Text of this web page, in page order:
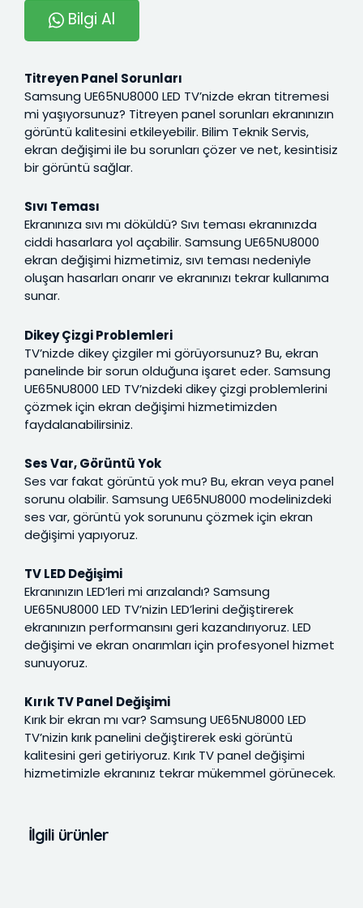
Bilgi Al
Titreyen Panel Sorunları
Samsung UE65NU8000 LED TV’nizde ekran titremesi
mi yaşıyorsunuz? Titreyen panel sorunları ekranınızın
görüntü kalitesini etkileyebilir. Bilim Teknik Servis,
ekran değişimi ile bu sorunları çözer ve net, kesintisiz
bir görüntü sağlar.
Sıvı Teması
Ekranınıza sıvı mı döküldü? Sıvı teması ekranınızda
ciddi hasarlara yol açabilir. Samsung UE65NU8000
ekran değişimi hizmetimiz, sıvı teması nedeniyle
oluşan hasarları onarır ve ekranınızı tekrar kullanıma
sunar.
Dikey Çizgi Problemleri
TV’nizde dikey çizgiler mi görüyorsunuz? Bu, ekran
panelinde bir sorun olduğuna işaret eder. Samsung
UE65NU8000 LED TV’nizdeki dikey çizgi problemlerini
çözmek için ekran değişimi hizmetimizden
faydalanabilirsiniz.
Ses Var, Görüntü Yok
Ses var fakat görüntü yok mu? Bu, ekran veya panel
sorunu olabilir. Samsung UE65NU8000 modelinizdeki
ses var, görüntü yok sorununu çözmek için ekran
değişimi yapıyoruz.
TV LED Değişimi
Ekranınızın LED’leri mi arızalandı? Samsung
UE65NU8000 LED TV’nizin LED’lerini değiştirerek
ekranınızın performansını geri kazandırıyoruz. LED
değişimi ve ekran onarımları için profesyonel hizmet
sunuyoruz.
Kırık TV Panel Değişimi
Kırık bir ekran mı var? Samsung UE65NU8000 LED
TV’nizin kırık panelini değiştirerek eski görüntü
kalitesini geri getiriyoruz. Kırık TV panel değişimi
hizmetimizle ekranınız tekrar mükemmel görünecek.
İlgili ürünler